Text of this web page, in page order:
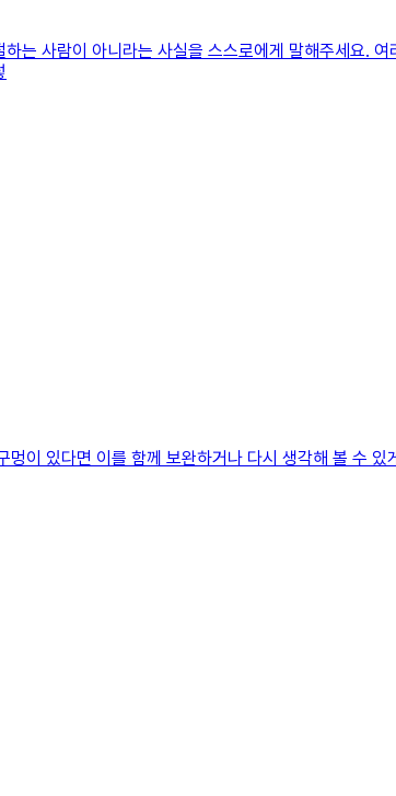
는 사람이 아니라는 사실을 스스로에게 말해주세요.
이 있다면 이를 함께 보완하거나 다시 생각해 볼 수